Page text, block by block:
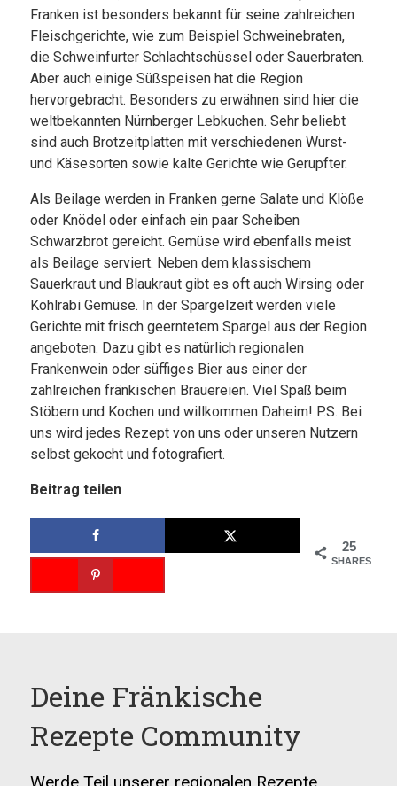
Franken ist besonders bekannt für seine zahlreichen
Fleischgerichte, wie zum Beispiel Schweinebraten,
die Schweinfurter Schlachtschüssel oder Sauerbraten.
Aber auch einige Süßspeisen hat die Region
hervorgebracht. Besonders zu erwähnen sind hier die
weltbekannten Nürnberger Lebkuchen. Sehr beliebt
sind auch Brotzeitplatten mit verschiedenen Wurst-
und Käsesorten sowie kalte Gerichte wie Gerupfter.
Als Beilage werden in Franken gerne Salate und Klöße
oder Knödel oder einfach ein paar Scheiben
Schwarzbrot gereicht. Gemüse wird ebenfalls meist
als Beilage serviert. Neben dem klassischem
Sauerkraut und Blaukraut gibt es oft auch Wirsing oder
Kohlrabi Gemüse. In der Spargelzeit werden viele
Gerichte mit frisch geerntetem Spargel aus der Region
angeboten. Dazu gibt es natürlich regionalen
Frankenwein oder süffiges Bier aus einer der
zahlreichen fränkischen Brauereien. Viel Spaß beim
Stöbern und Kochen und willkommen Daheim! P.S. Bei
uns wird jedes Rezept von uns oder unseren Nutzern
selbst gekocht und fotografiert.
Beitrag teilen
25
SHARES
Deine Fränkische
Rezepte Community